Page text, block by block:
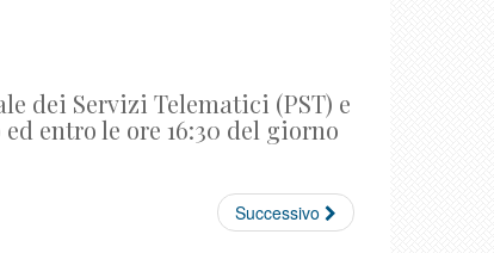
dei Servizi Telematici (PST) e
entro le ore 16:30 del giorno
Successivo